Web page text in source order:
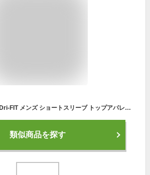
ジョーダン スポーツ Dri-FIT メンズ ショートスリーブ トップアパレル メンズ スポーツ バスケットボール トップス カットソー 半袖Tシャツ Jordan SP22 teamsports SU23 mtm ドライフィット
類似商品を探す